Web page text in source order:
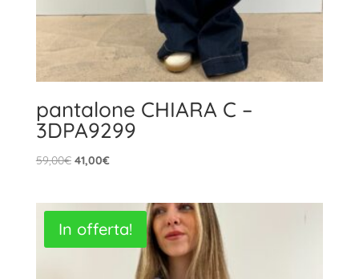
pantalone CHIARA C –
3DPA9299
59,00€ Il
era:
59,00€.
41,00€Il
è:
41,00€.
In offerta!